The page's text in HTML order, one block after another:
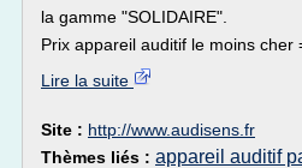
la gamme "SOLIDAIRE".
Prix appareil auditif le moins cher
Lire la suite
Site : http://www.audisens.fr
Thèmes liés : appareil auditif